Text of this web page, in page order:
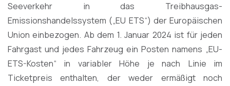
Seeverkehr in das Treibhausgas-
Emissionshandelssystem („EU ETS“) der Europäischen
Union einbezogen. Ab dem 1. Januar 2024 ist für jeden
Fahrgast und jedes Fahrzeug ein Posten namens „EU-
ETS-Kosten“ in variabler Höhe je nach Linie im
Ticketpreis enthalten, der weder ermäßigt noch